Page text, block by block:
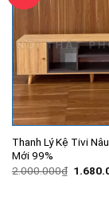
Thanh Lý Kệ Tivi
Mới 99%
2.000.000₫ Giá